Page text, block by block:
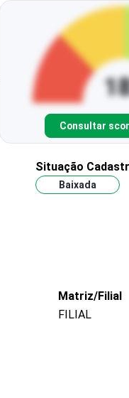
Consultar
Situação
Baixada
Matriz/Filial
FILIAL